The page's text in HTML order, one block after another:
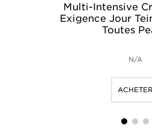
Multi-Intensive
Exigence Jour
Toutes
N/A
ACHETER
1 2 3